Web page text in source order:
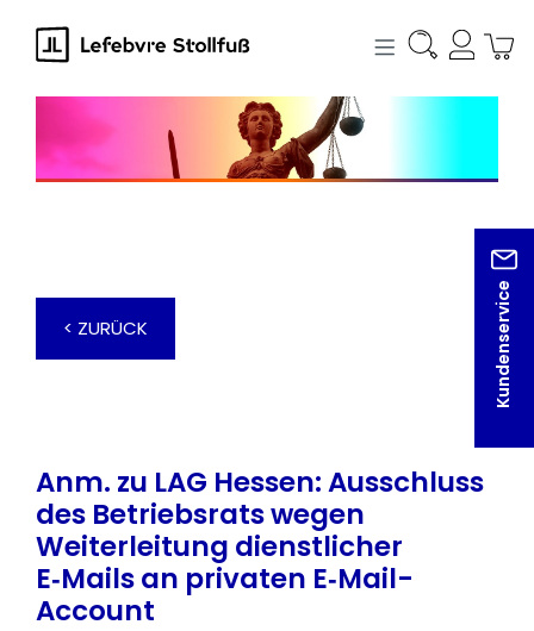
springen
Kundenservice
< ZURÜCK
Anm. zu LAG Hessen: Ausschluss
des Betriebsrats wegen
Weiterleitung dienstlicher
E‑Mails an privaten E‑Mail-
Account